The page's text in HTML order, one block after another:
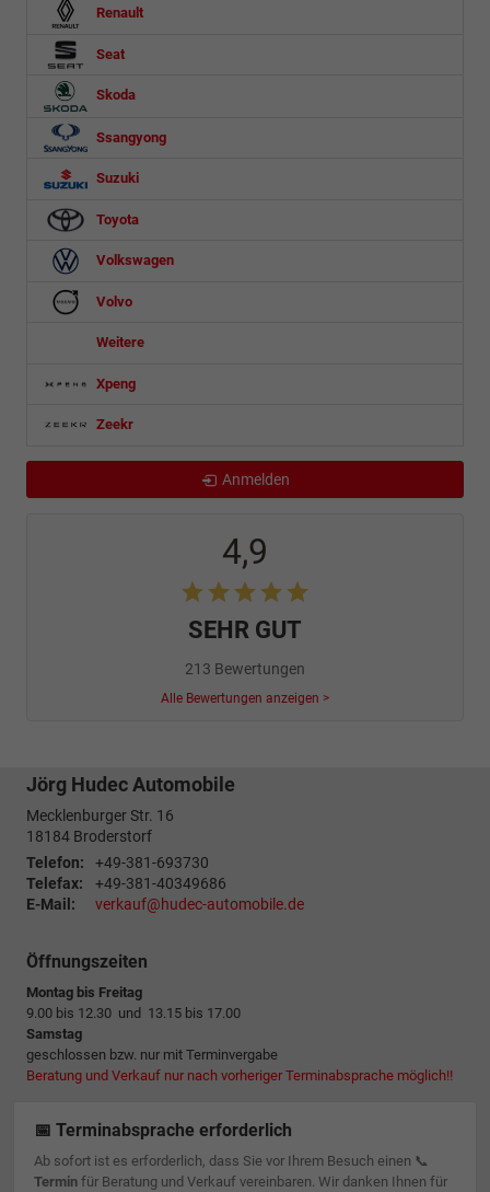
Renault
Seat
Skoda
Ssangyong
Suzuki
Toyota
Volkswagen
Volvo
Weitere
Xpeng
Zeekr
Anmelden
4,9
SEHR GUT
213 Bewertungen
Alle Bewertungen anzeigen >
Jörg Hudec Automobile
Mecklenburger Str. 16
18184 Broderstorf
Telefon:
+49-381-693730
Telefax:
+49-381-40349686
E-Mail:
verkauf@hudec-automobile.de
Öffnungszeiten
Montag bis Freitag
9.00 bis 12.30 und 13.15 bis 17.00
Samstag
geschlossen bzw. nur mit Terminvergabe
Beratung und Verkauf nur nach vorheriger Terminabsprache möglich!!
📅 Terminabsprache erforderlich
Ab sofort ist es erforderlich, dass Sie vor Ihrem Besuch einen 📞
Terminfür Beratung und Verkauf vereinbaren. Wir danken Ihnen für